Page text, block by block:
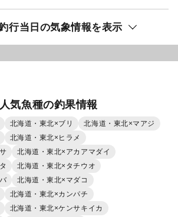
行当日の気象情報を表示
気魚種の釣果情報
北海道・東北×ブリ
北海道・東北×マアジ
北海道・東北×ヒラメ
北海道・東北×アカアマダイ
北海道・東北×タチウオ
北海道・東北×マダコ
北海道・東北×カンパチ
北海道・東北×ケンサキイカ